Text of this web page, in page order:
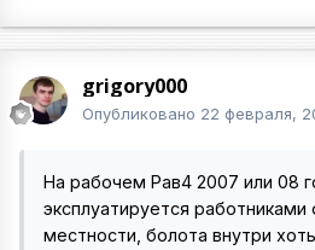
grigory000
Опубликовано 22 февраля,
На рабочем Рав4 2007 или 08
эксплуатируется
местности, болота внутри